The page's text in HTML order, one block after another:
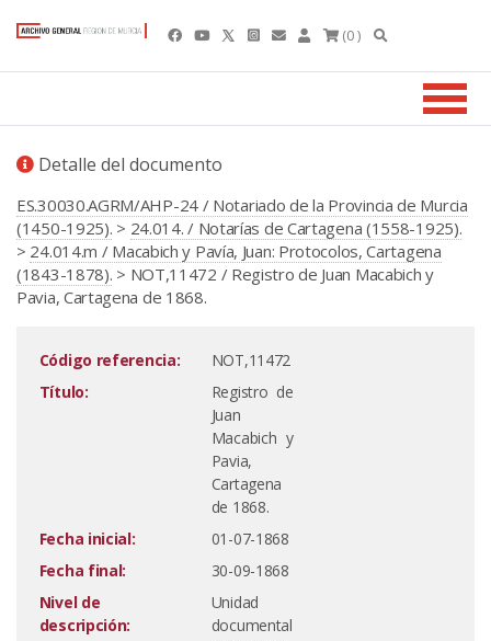
(0 )
Detalle del documento
ES.30030.AGRM/AHP-24 / Notariado de la Provincia de Murcia
(1450-1925). > 24.014. / Notarías de Cartagena (1558-1925).
> 24.014.m / Macabich y Pavía, Juan: Protocolos, Cartagena
(1843-1878). > NOT,11472 / Registro de Juan Macabich y
Pavia, Cartagena de 1868.
Código referencia:
NOT,11472
Título:
Registro de
Juan
Macabich y
Pavia,
Cartagena
de 1868.
Fecha inicial:
01-07-1868
Fecha final:
30-09-1868
Nivel de
descripción:
Unidad
documental